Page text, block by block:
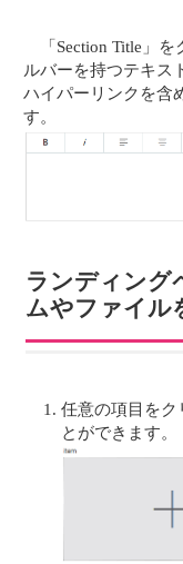
「Section Title」
ルバーを持つテキス
ハイパーリンクを含
す。
ランディング
ムやファイル
任意の項目をク
とができます。